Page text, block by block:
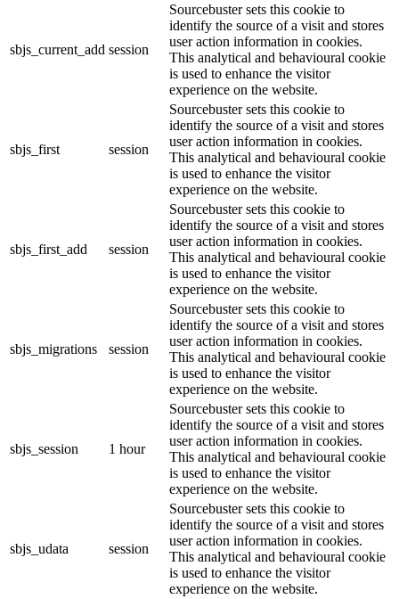
sbjs_current_add session
Sourcebuster sets this cookie to
identify the source of a visit and stores
user action information in cookies.
This analytical and behavioural cookie
is used to enhance the visitor
experience on the website.
sbjs_first session
Sourcebuster sets this cookie to
identify the source of a visit and stores
user action information in cookies.
This analytical and behavioural cookie
is used to enhance the visitor
experience on the website.
sbjs_first_add session
Sourcebuster sets this cookie to
identify the source of a visit and stores
user action information in cookies.
This analytical and behavioural cookie
is used to enhance the visitor
experience on the website.
sbjs_migrations session
Sourcebuster sets this cookie to
identify the source of a visit and stores
user action information in cookies.
This analytical and behavioural cookie
is used to enhance the visitor
experience on the website.
sbjs_session 1 hour
Sourcebuster sets this cookie to
identify the source of a visit and stores
user action information in cookies.
This analytical and behavioural cookie
is used to enhance the visitor
experience on the website.
sbjs_udata session
Sourcebuster sets this cookie to
identify the source of a visit and stores
user action information in cookies.
This analytical and behavioural cookie
is used to enhance the visitor
experience on the website.